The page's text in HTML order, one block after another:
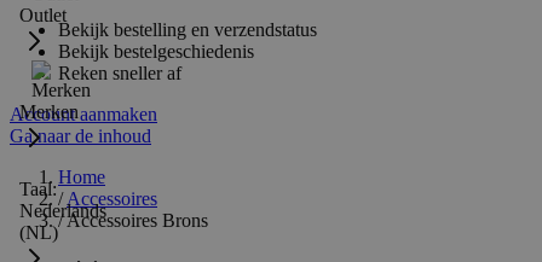
Outlet
Merken
Taal:
Nederlands
(NL)
Bekijk bestelling en verzendstatus
Bekijk bestelgeschiedenis
Reken sneller af
Account aanmaken
Ga naar de inhoud
Home
/ Accessoires
/Accessoires Brons